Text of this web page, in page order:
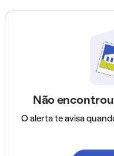
Não
O alerta te avisa